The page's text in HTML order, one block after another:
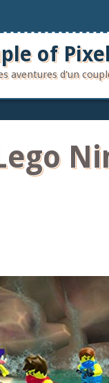
of
aventures d'un